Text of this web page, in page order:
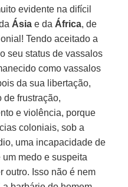
evidente na difícil
Ásia e da África, de
Tendo aceitado a
seu status de vassalos
como vassalos
da sua libertação,
de frustração,
e violência, porque
coloniais, sob a
uma incapacidade de
medo e suspeita
outro. Isso não é nem